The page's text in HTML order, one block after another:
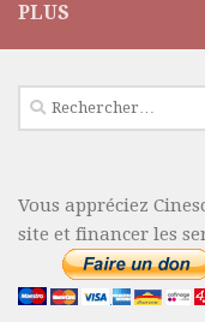
PLUS
Rechercher :
Vous appréciez
site et financer les